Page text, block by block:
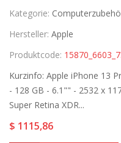
Kategorie:
Hersteller: Apple
Produktcode:
Kurzinfo: Apple iPhone 13
- 128 GB - 6.1"" - 2532 x
Super Retina XDR...
$ 1115,86